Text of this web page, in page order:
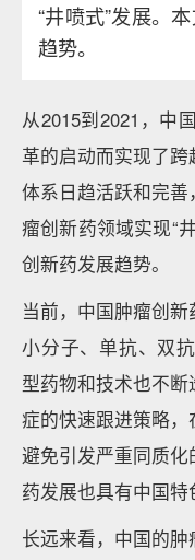
“井喷式”发展。
趋势。
从2015到2021，中
革的启动而实现了
体系日趋活跃和完
瘤创新药领域实现“
创新药发展趋势。
当前，中国肿瘤创新
小分子、单抗、双
型药物和技术也不
症的快速跟进策略
避免引发严重同质
药发展也具有中国特
长远来看，中国的